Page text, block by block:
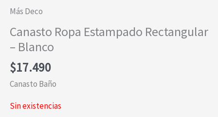
Más Deco
Canasto Ropa Estampado Rectangular
– Blanco
$17.490
Canasto Baño
Sin existencias